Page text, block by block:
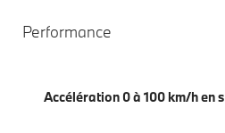
Performance
Accélération 0 à 100 km/h en s